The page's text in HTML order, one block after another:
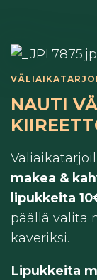
NAUTI
makea &
lipukkeita
päällä valita
kaveriksi.
Lipukkeita